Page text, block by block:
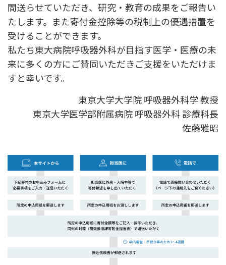
間送らせていただき、研究・教育の成果をご報告い
たします。また寄付金控除等の税制上の優遇措置を
受けることができます。
私たち東大病院呼吸器外科が目指す医学・医療の未
来に多くの方にご賛同いただきご支援をいただけま
すと幸いです。
東京大学大学院 呼吸器外科学 教授
東京大学医学部附属病院 呼吸器外科 診療科長
佐藤雅昭